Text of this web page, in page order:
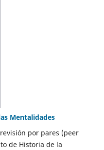
Mentalidades
por pares (peer
de Historia de la